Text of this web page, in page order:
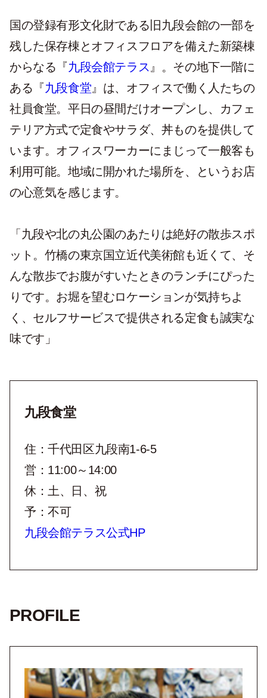
国の登録有形文化財である旧九段会館の一部を
残した保存棟とオフィスフロアを備えた新築棟
からなる『九段会館テラス 』。その地下一階に
ある『九段食堂 』は、オフィスで働く人たちの
社員食堂。平日の昼間だけオープンし、カフェ
テリア方式で定食やサラダ、丼ものを提供して
います。オフィスワーカーにまじって一般客も
利用可能。地域に開かれた場所を、というお店
の心意気を感じます。
「九段や北の丸公園のあたりは絶好の散歩スポ
ット。竹橋の東京国立近代美術館も近くて、そ
んな散歩でお腹がすいたときのランチにぴった
りです。お堀を望むロケーションが気持ちよ
く、セルフサービスで提供される定食も誠実な
味です」
九段食堂
住：千代田区九段南1-6-5
営：11:00～14:00
休：土、日、祝
予：不可
九段会館テラス公式HP
PROFILE